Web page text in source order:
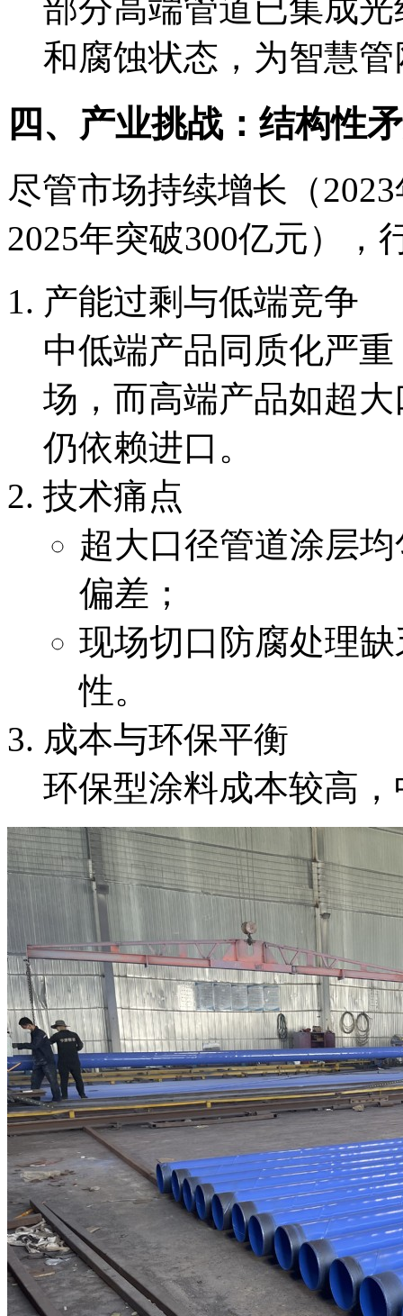
部分高端管道已集成
和腐蚀状态，为智慧
四、产业挑战：结构性
尽管市场持续增长（
2025年突破300亿元），
产能过剩与低端竞争
中低端产品同质化严
场，而高端产品如超
仍依赖进口。
技术痛点
超大口径管道涂层
偏差；
现场切口防腐处理
性。
成本与环保平衡
环保型涂料成本较高